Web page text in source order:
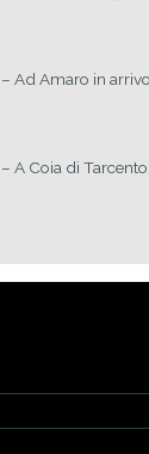
Ad Amaro in
A Coia di